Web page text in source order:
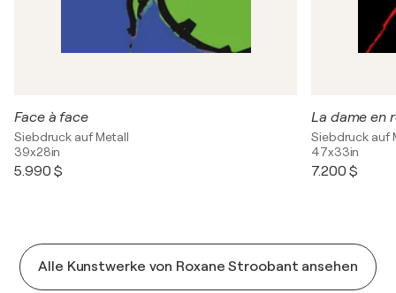
Face à face
Siebdruck auf Metall
39x28in
5.990 $
La dame en
Siebdruck auf
47x33in
7.200 $
Alle Kunstwerke von Roxane Stroobant ansehen